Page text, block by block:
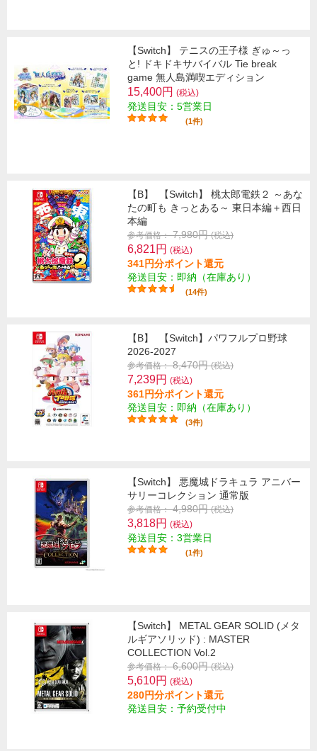
【Switch】 テニスの王子様 ぎゅ～っ
と! ドキドキサバイバル Tie break
game 無人島満喫エディション
15,400円 (税込)
発送目安：5営業日
(1件)
【B】
【Switch】 桃太郎電鉄２ ～あな
たの町も きっとある～ 東日本編＋西日
本編
参考価格： 7,980円(税込)
6,821円 (税込)
341円分ポイント還元
発送目安：即納（在庫あり）
(14件)
【B】
【Switch】パワフルプロ野球
2026-2027
参考価格： 8,470円(税込)
7,239円 (税込)
361円分ポイント還元
発送目安：即納（在庫あり）
(3件)
【Switch】 悪魔城ドラキュラ アニバー
サリーコレクション 通常版
参考価格： 4,980円(税込)
3,818円 (税込)
発送目安：3営業日
(1件)
【Switch】 METAL GEAR SOLID (メタ
ルギアソリッド) : MASTER
COLLECTION Vol.2
参考価格： 6,600円(税込)
5,610円 (税込)
280円分ポイント還元
発送目安：予約受付中